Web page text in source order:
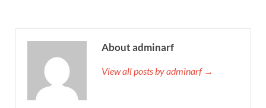
About adminarf
View all posts by adminarf →